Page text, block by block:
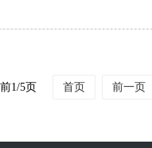
1/5页 首页 前一页